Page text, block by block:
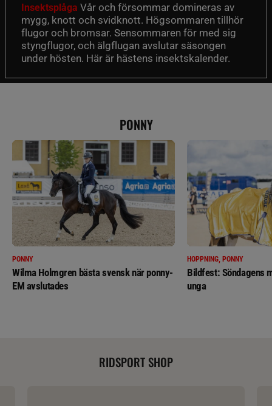
Insektsplåga Vår och försommar domineras av
mygg, knott och svidknott. Högsommaren tillhör
flugor och bromsar. Sensommaren för med sig
styngflugor, och älgflugan avslutar säsongen
under hösten. Här är hästens insektskalender.
PONNY
PONNY
Wilma Holmgren bästa svensk när ponny-
EM avslutades
HOPPNING, PONNY
Bildfest: Söndagens
unga
RIDSPORT SHOP